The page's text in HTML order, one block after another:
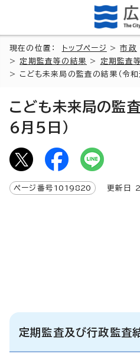
現在の位置： トップページ >市政
> 定期監査等の結果 >
定期監査
> こども未来局の監査の結果（令
こども未来局の監
6月5日）
ページ番号 1019820 更新日
定期監査及び行政監査